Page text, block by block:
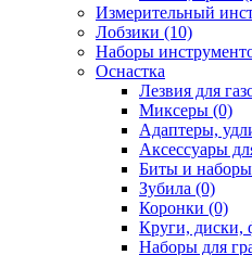
Измерительный
Лобзики (10)
Наборы
Оснастка
Лезвия для
Миксеры (0)
Адаптеры,
Аксессуары
Биты и
Зубила (0)
Коронки (0)
Круги, диски,
Наборы для